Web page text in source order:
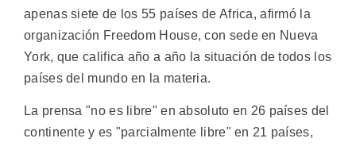
apenas siete de los 55 países de Africa, afirmó la
organización Freedom House, con sede en Nueva
York, que califica año a año la situación de todos los
países del mundo en la materia.
La prensa "no es libre" en absoluto en 26 países del
continente y es "parcialmente libre" en 21 países,